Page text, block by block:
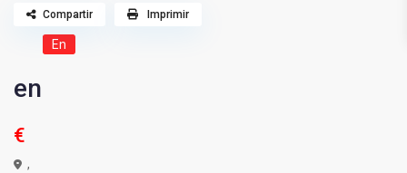
En
en
€
,
Compartir Imprimir